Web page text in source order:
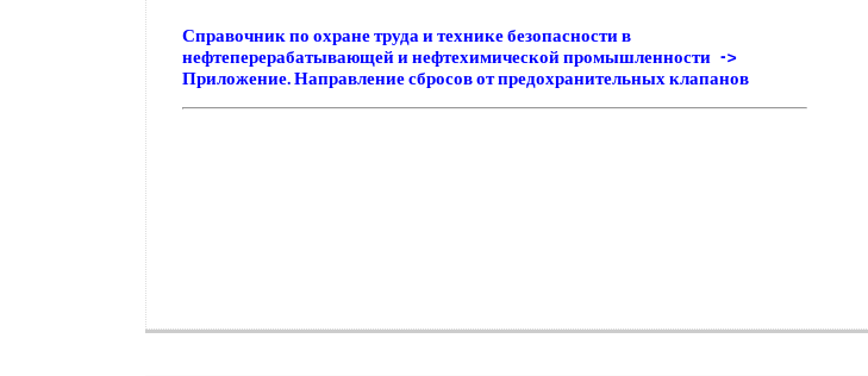
Справочник по охране труда и технике безопасности в
нефтеперерабатывающей и нефтехимической промышленности ->
Приложение. Направление сбросов от предохранительных клапанов